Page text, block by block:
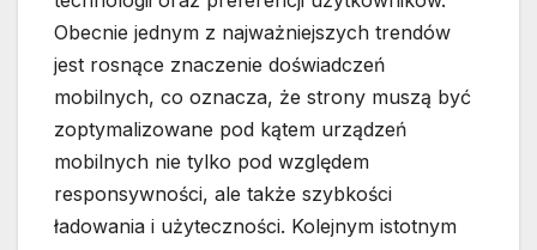
Obecnie jednym z najważniejszych trendów
jest rosnące znaczenie doświadczeń
mobilnych, co oznacza, że strony muszą być
zoptymalizowane pod kątem urządzeń
mobilnych nie tylko pod względem
responsywności, ale także szybkości
ładowania i użyteczności. Kolejnym istotnym